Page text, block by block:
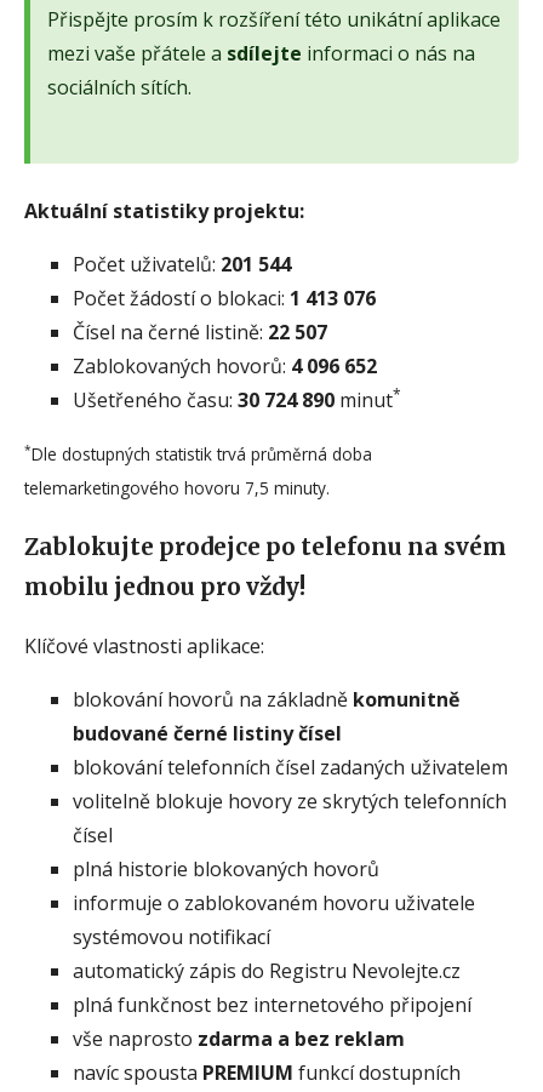
Přispějte prosím k rozšíření této unikátní aplikace
mezi vaše přátele a sdílejte informaci o nás na
sociálních sítích.
Aktuální statistiky projektu:
Počet uživatelů: 201 544
Počet žádostí o blokaci: 1 413 076
Čísel na černé listině: 22 507
Zablokovaných hovorů: 4 096 652
Ušetřeného času: 30 724 890 minut*
*Dle dostupných statistik trvá průměrná doba
telemarketingového hovoru 7,5 minuty.
Zablokujte prodejce po telefonu na svém
mobilu jednou pro vždy!
Klíčové vlastnosti aplikace:
blokování hovorů na základně komunitně
budované černé listiny čísel
blokování telefonních čísel zadaných uživatelem
volitelně blokuje hovory ze skrytých telefonních
čísel
plná historie blokovaných hovorů
informuje o zablokovaném hovoru uživatele
systémovou notifikací
automatický zápis do Registru Nevolejte.cz
plná funkčnost bez internetového připojení
vše naprosto zdarma a bez reklam
navíc spousta PREMIUM funkcí dostupních